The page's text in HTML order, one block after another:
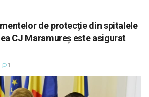
de protecție din spitalele
CJ Maramureş este asigurat
1